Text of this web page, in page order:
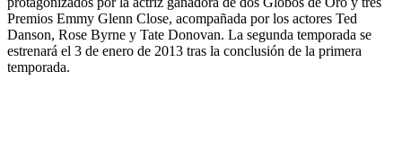
Premios Emmy Glenn Close, acompañada por los actores Ted
Danson, Rose Byrne y Tate Donovan. La segunda temporada se
estrenará el 3 de enero de 2013 tras la conclusión de la primera
temporada.